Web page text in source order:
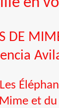
DE
et du